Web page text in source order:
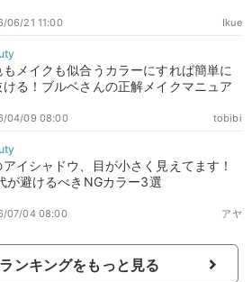
Ikue
06/21 11:00
もメイクも似合うカラーにすれば簡単に
ける！ブルベさんの正解メイクマニュア
tobibi
04/09 08:00
アイシャドウ、目が小さく見えてます！
が避けるべきNGカラー3選
アヤ
07/04 08:00
ンキングをもっと見る